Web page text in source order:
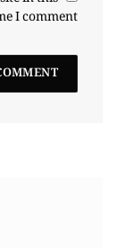
I comment.